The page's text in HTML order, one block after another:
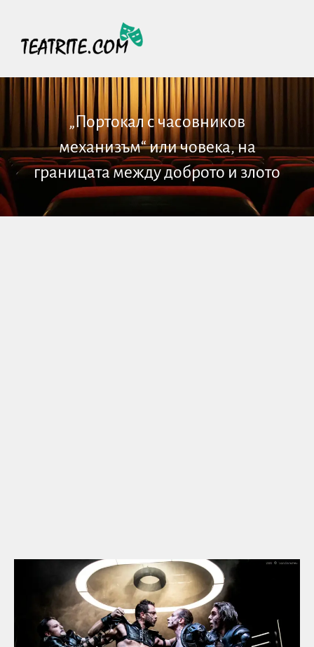
„Портокал с часовников
механизъм“ или човека, на
границата между доброто и злото